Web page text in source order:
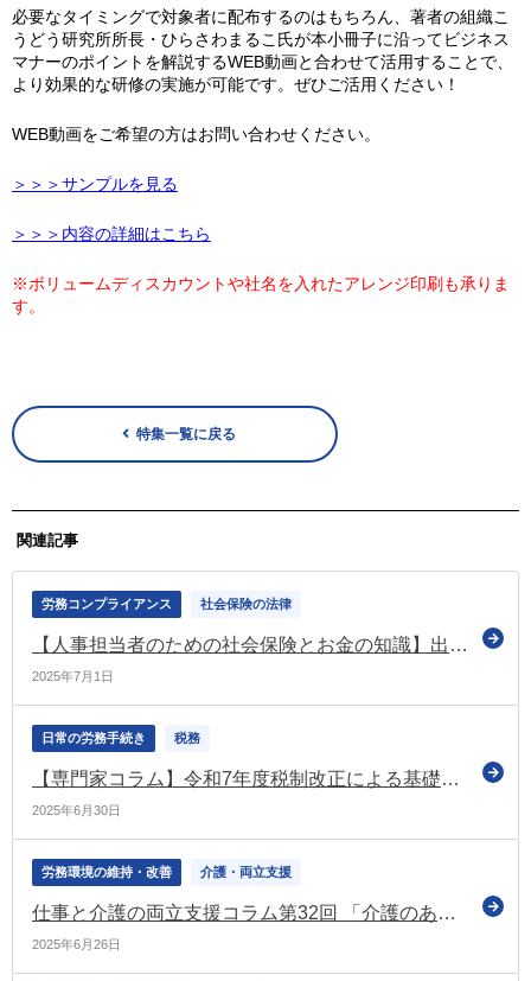
必要なタイミングで対象者に配布するのはもちろん、著者の組織こ
うどう研究所所長・ひらさわまるこ氏が本小冊子に沿ってビジネス
マナーのポイントを解説するWEB動画と合わせて活用することで、
より効果的な研修の実施が可能です。ぜひご活用ください！
WEB動画をご希望の方はお問い合わせください。
＞＞＞サンプルを見る
＞＞＞内容の詳細はこちら
※ボリュームディスカウントや社名を入れたアレンジ印刷も承りま
す。
特集一覧に戻る
関連記事
労務コンプライアンス 社会保険の法律
【人事担当者のための社会保険とお金の知識】出産のときにもらえる給付 その２ 出産手当金
2025年7月1日
日常の労務手続き 税務
【専門家コラム】令和7年度税制改正による基礎控除や給与所得控除の見直しについて
2025年6月30日
労務環境の維持・改善 介護・両立支援
仕事と介護の両立支援コラム第32回 「介護のある生活」実際の事例④被介護者自身が介護保険サービスの利用を希望したが…
2025年6月26日